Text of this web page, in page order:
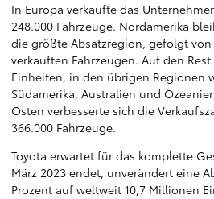
In Europa verkaufte das
248.000 Fahrzeuge. Nordamerika
die größte Absatzregion, gefolgt von
verkauften Fahrzeugen. Auf den
Einheiten, in den übrigen Regionen
Südamerika, Australien und
Osten verbesserte sich die
366.000 Fahrzeuge.
Toyota erwartet für das komplette
März 2023 endet, unverändert eine
Prozent auf weltweit 10,7 Millionen